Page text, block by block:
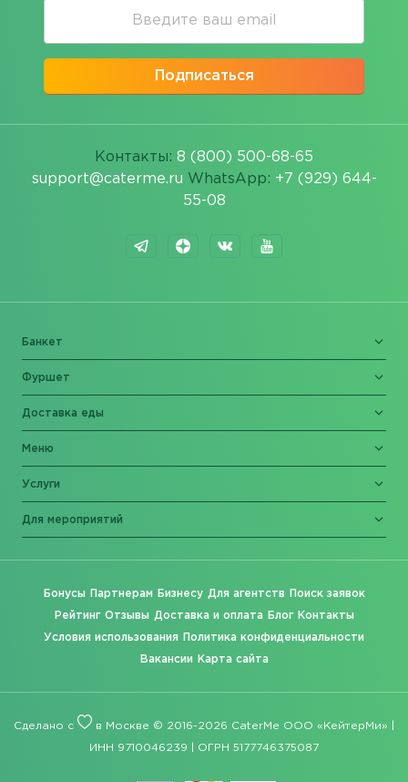
Подписаться
Контакты: 8 (800) 500-68-65
support@caterme.ru WhatsApp: +7 (929) 644-
55-08
Банкет
Фуршет
Доставка еды
Меню
Услуги
Для мероприятий
Бонусы Партнерам Бизнесу Для агентств Поиск заявок
Рейтинг Отзывы Доставка и оплата Блог Контакты
Условия использования Политика конфиденциальности
Вакансии Карта сайта
Сделано с в Москве © 2016-2026 CaterMe ООО «КейтерМи» |
ИНН 9710046239 | ОГРН 5177746375087